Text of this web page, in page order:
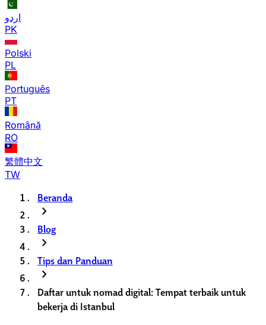
اردو
PK
Polski
PL
Português
PT
Română
RO
繁體中文
TW
Beranda
chevron_right
Blog
chevron_right
Tips dan Panduan
chevron_right
Daftar untuk nomad digital: Tempat terbaik untuk
bekerja di Istanbul